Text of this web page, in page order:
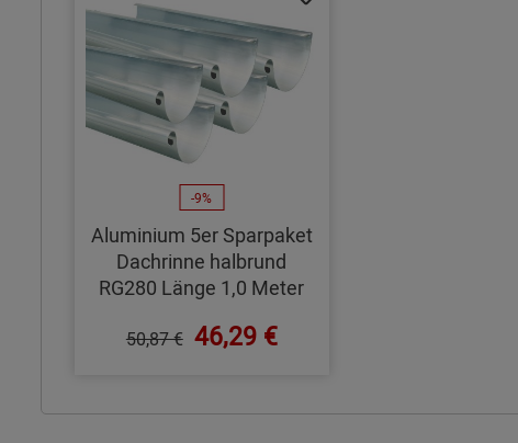
-9%
Aluminium 5er Sparpaket
Dachrinne halbrund
RG280 Länge 1,0 Meter
50,87 € 46,29 €